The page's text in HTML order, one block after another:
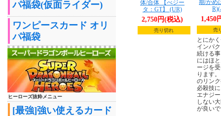
パ福袋(仮面ライダー)
ワンピースカード オリ
パ福袋
ヒーローズ抜粋メニュー
[最強]強い使えるカード
体/合体 【べジー
タ：GT】 (UR)
2,750円(税込)
売り切れ
期/かめ
1,450
売
とにか
インパ
続ける
にはほ
ージを
ります
のリン
必殺技
エナジ
しない
が良い